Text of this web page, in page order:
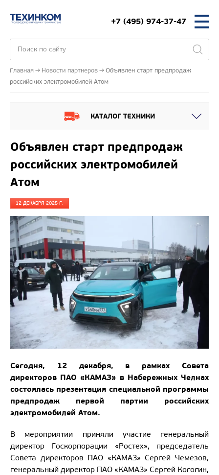
+7 (495) 974-37-47
Главная Новости партнеров
Объявлен старт предпродаж
российских электромобилей Атом
КАТАЛОГ ТЕХНИКИ
Объявлен старт предпродаж
российских электромобилей
Атом
12 ДЕКАБРЯ 2025 Г.
Сегодня, 12 декабря, в рамках Совета
директоров ПАО «КАМАЗ» в Набережных Челнах
состоялась презентация специальной программы
предпродаж первой партии российских
электромобилей Атом.
В мероприятии приняли участие генеральный
директор Госкорпорации «Ростех», председатель
Совета директоров ПАО «КАМАЗ» Сергей Чемезов,
генеральный директор ПАО «КАМАЗ» Сергей Когогин,